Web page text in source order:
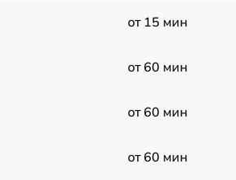
от 15 мин
от 60 мин
от 60 мин
от 60 мин